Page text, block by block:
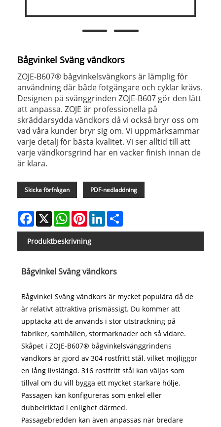
Bågvinkel Sväng vändkors
ZOJE-B607® bågvinkelsvängkors är lämplig för
användning där både fotgängare och cyklar krävs.
Designen på svänggrinden ZOJE-B607 gör den lätt
att anpassa. ZOJE är professionella på
skräddarsydda vändkors då vi också bryr oss om
vad våra kunder bryr sig om. Vi uppmärksammar
varje detalj för bästa kvalitet. Vi ser alltid till att
varje vändkorsgrind har en vacker finish innan de
är klara.
Skicka förfrågan PDF-nedladdning
Facebook
X WhatsAppPinterestLinkedIn
Produktbeskrivning
Bågvinkel Sväng vändkors
Bågvinkel Sväng vändkors är mycket populära då de
är relativt attraktiva prismässigt. Du kommer att
upptäcka att de används i stor utsträckning på
fabriker, samhällen, stormarknader och så vidare.
Skåpet i ZOJE-B607® bågvinkelsvänggrindens
vändkors är gjord av 304 rostfritt stål, vilket möjliggör
en lång livslängd. 316 rostfritt stål kan väljas som
tillval om du vill bygga ett mycket starkare hölje.
Passagen kan konfigureras som enkel eller
dubbelriktad i enlighet därmed.
Passagebredden kan även anpassas när bredare